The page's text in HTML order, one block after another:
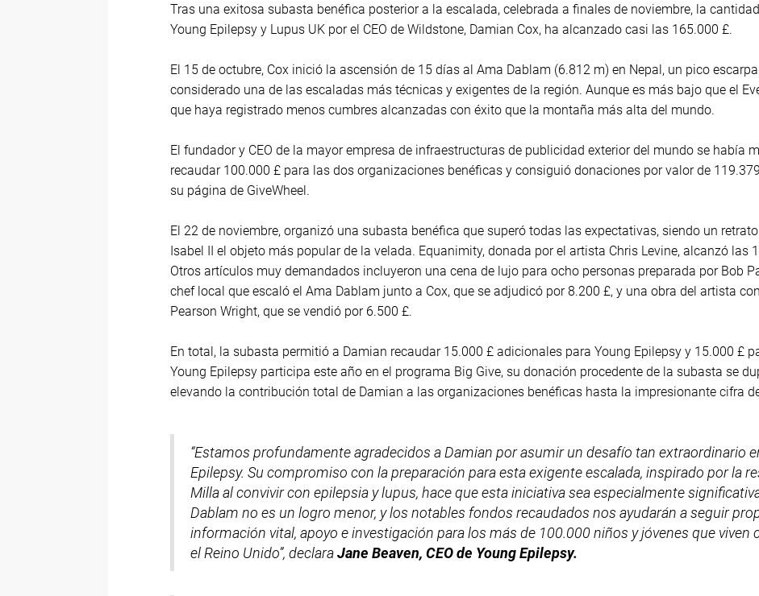
Tras una exitosa subasta benéfica posterior a la escalada, celebrada a finales de noviembre, la
Young Epilepsy y Lupus UK por el CEO de Wildstone, Damian Cox, ha alcanzado casi las 165.000 £.
El 15 de octubre, Cox inició la ascensión de 15 días al Ama Dablam (6.812 m) en Nepal, un pico
considerado una de las escaladas más técnicas y exigentes de la región. Aunque es más bajo que el
que haya registrado menos cumbres alcanzadas con éxito que la montaña más alta del mundo.
El fundador y CEO de la mayor empresa de infraestructuras de publicidad exterior del mundo se había
recaudar 100.000 £ para las dos organizaciones benéficas y consiguió donaciones por valor de
su página de GiveWheel.
El 22 de noviembre, organizó una subasta benéfica que superó todas las expectativas, siendo un
Isabel II el objeto más popular de la velada. Equanimity, donada por el artista Chris Levine, alcanzó las
Otros artículos muy demandados incluyeron una cena de lujo para ocho personas preparada por Bob
chef local que escaló el Ama Dablam junto a Cox, que se adjudicó por 8.200 £, y una obra del artista
Pearson Wright, que se vendió por 6.500 £.
En total, la subasta permitió a Damian recaudar 15.000 £ adicionales para Young Epilepsy y 15.000 £
Young Epilepsy participa este año en el programa Big Give, su donación procedente de la subasta se
elevando la contribución total de Damian a las organizaciones benéficas hasta la impresionante cifra
“Estamos profundamente agradecidos a Damian por asumir un desafío tan extraordinario
Epilepsy. Su compromiso con la preparación para esta exigente escalada, inspirado por la
Milla al convivir con epilepsia y lupus, hace que esta iniciativa sea especialmente
Dablam no es un logro menor, y los notables fondos recaudados nos ayudarán a seguir
información vital, apoyo e investigación para los más de 100.000 niños y jóvenes que viven
el Reino Unido”, declaraJane Beaven, CEO de Young Epilepsy.